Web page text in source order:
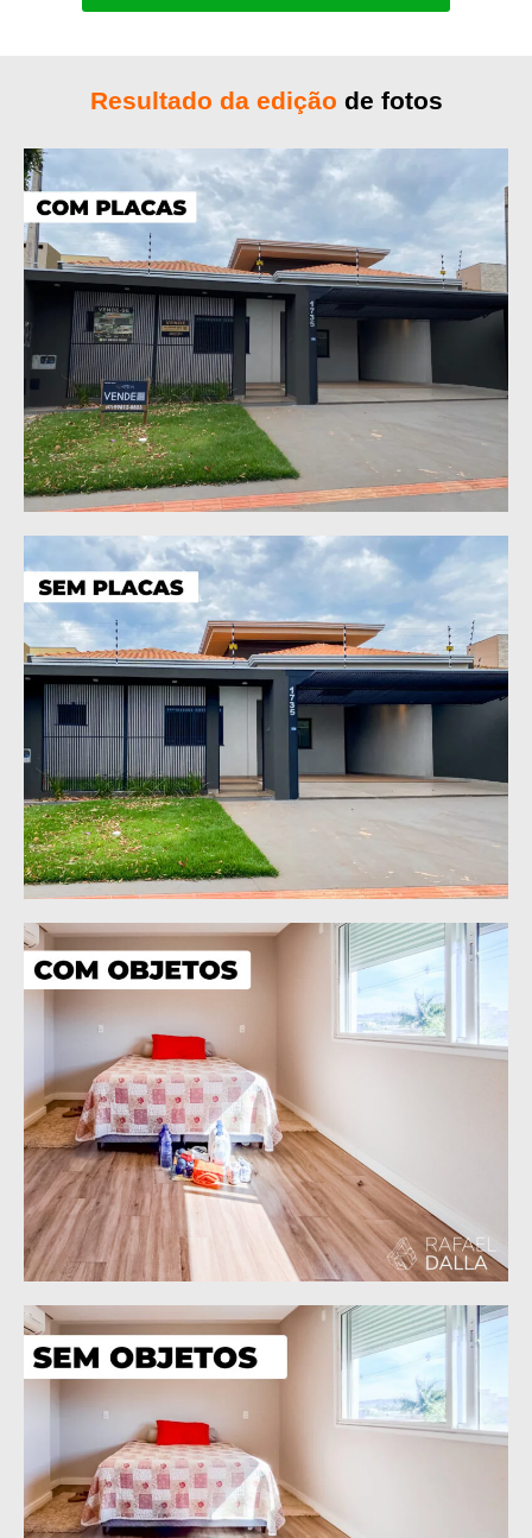
Resultado da edição de fotos